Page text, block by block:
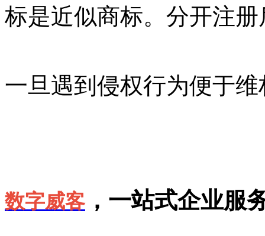
标是近似商标。分开注
一旦遇到侵权行为便于维
数字威客 ，一站式企业服